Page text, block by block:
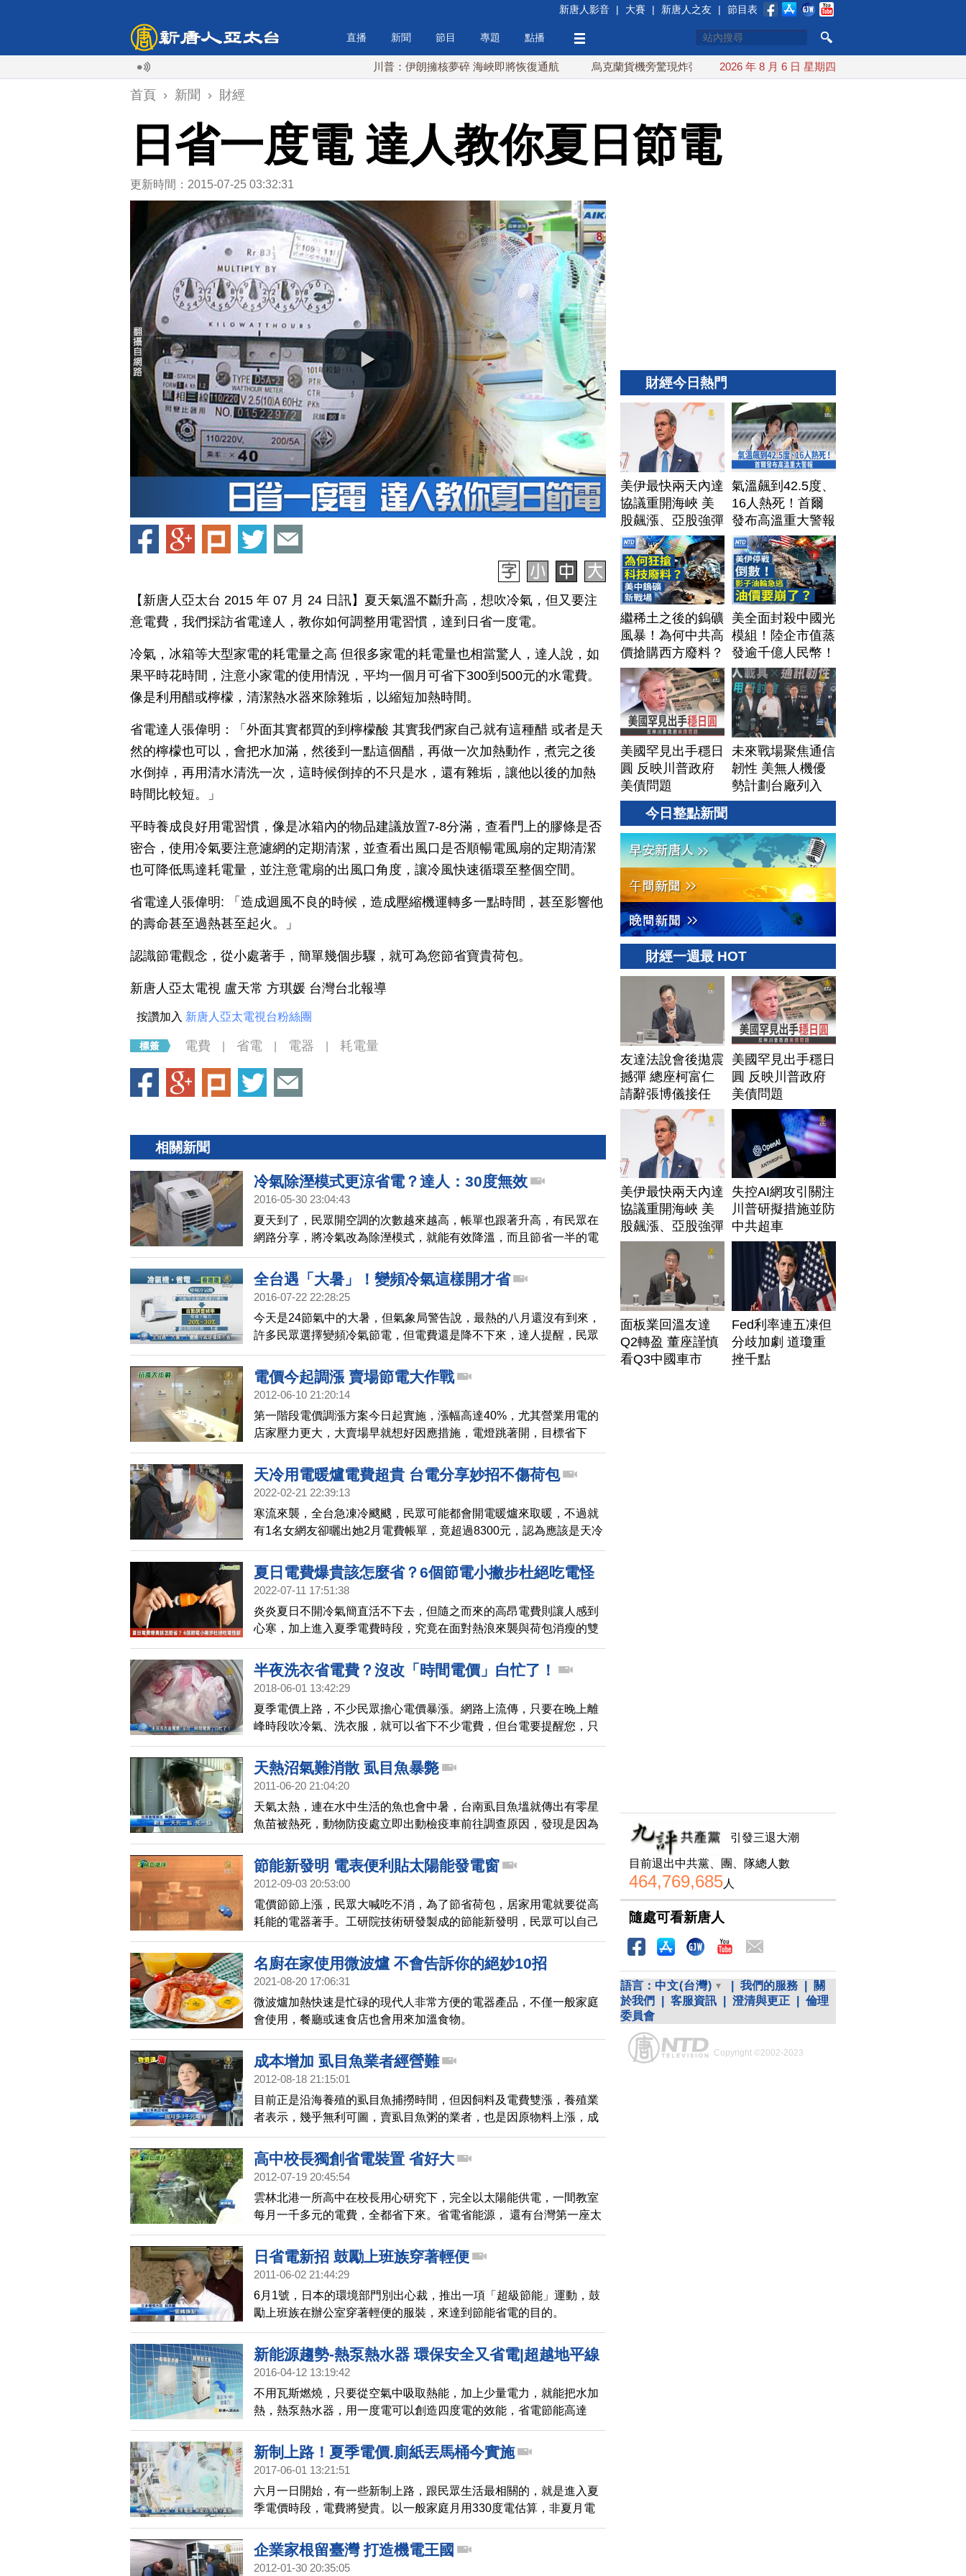
新唐人影音 | 大賽 | 新唐人之友 | 節目表
直播 新聞 節目 專題 點播
川普：伊朗擁核夢碎 海峽即將恢復通航 烏克蘭貨機旁驚現炸彈無人機 德國機場緊急拆彈 白海豚颱風最快週五海警 父親節
2026 年 8 月 6 日 星期四
首頁 › 新聞 › 財經
日省一度電 達人教你夏日節電
更新時間：2015-07-25 03:32:31
【新唐人亞太台 2015 年 07 月 24 日訊】夏天氣溫不斷升高，想吹冷氣，但又要注
意電費，我們採訪省電達人，教你如何調整用電習慣，達到日省一度電。
冷氣，冰箱等大型家電的耗電量之高 但很多家電的耗電量也相當驚人，達人說，如
果平時花時間，注意小家電的使用情況，平均一個月可省下300到500元的水電費。
像是利用醋或檸檬，清潔熱水器來除雜垢，以縮短加熱時間。
省電達人張偉明：「外面其實都買的到檸檬酸 其實我們家自己就有這種醋 或者是天
然的檸檬也可以，會把水加滿，然後到一點這個醋，再做一次加熱動作，煮完之後
水倒掉，再用清水清洗一次，這時候倒掉的不只是水，還有雜垢，讓他以後的加熱
時間比較短。」
平時養成良好用電習慣，像是冰箱內的物品建議放置7-8分滿，查看門上的膠條是否
密合，使用冷氣要注意濾網的定期清潔，並查看出風口是否順暢電風扇的定期清潔
也可降低馬達耗電量，並注意電扇的出風口角度，讓冷風快速循環至整個空間。
省電達人張偉明: 「造成迴風不良的時候，造成壓縮機運轉多一點時間，甚至影響他
的壽命甚至過熱甚至起火。」
認識節電觀念，從小處著手，簡單幾個步驟，就可為您節省寶貴荷包。
新唐人亞太電視 盧天常 方琪媛 台灣台北報導
按讚加入 新唐人亞太電視台粉絲團
電費 省電 電器 耗電量
相關新聞
冷氣除溼模式更涼省電？達人：30度無效
2016-05-30 23:04:43
夏天到了，民眾開空調的次數越來越高，帳單也跟著升高，有民眾在
網路分享，將冷氣改為除溼模式，就能有效降溫，而且節省一半的電
費，帶您來看 。
全台遇「大暑」！變頻冷氣這樣開才省
2016-07-22 22:28:25
今天是24節氣中的大暑，但氣象局警告說，最熱的八月還沒有到來，
許多民眾選擇變頻冷氣節電，但電費還是降不下來，達人提醒，民眾
還是要注意坪數與室內溫差，才可以更聰明省電費。
電價今起調漲 賣場節電大作戰
2012-06-10 21:20:14
第一階段電價調漲方案今日起實施，漲幅高達40%，尤其營業用電的
店家壓力更大，大賣場早就想好因應措施，電燈跳著開，目標省下
10%電費，而101也把不必要的電燈熄掉，至於美髮業和小吃店，則
是能省則省，隨手拔插頭，開冷氣時用拉門圍住，跟外頭的炙熱的天
氣，可以相差5度以上。
天冷用電暖爐電費超貴 台電分享妙招不傷荷包
2022-02-21 22:39:13
寒流來襲，全台急凍冷颼颼，民眾可能都會開電暖爐來取暖，不過就
有1名女網友卻曬出她2月電費帳單，竟超過8300元，認為應該是天冷
狂開暖氣的原因，台電也親自揪出冬天的耗電魔王就是電暖器，開暖
氣究竟要怎麼省電、用了多少電，台電也分享一個妙招，讓你不傷荷
包。
夏日電費爆貴該怎麼省？6個節電小撇步杜絕吃電怪
獸
2022-07-11 17:51:38
炎炎夏日不開冷氣簡直活不下去，但隨之而來的高昂電費則讓人感到
心寒，加上進入夏季電費時段，究竟在面對熱浪來襲與荷包消瘦的雙
重煩惱下，有什麼方法能夠兩者兼顧呢？《Social Lab社群實驗室》
本次透過《OpView社群口碑資料庫》追蹤近1年內「節電撇步」話題
的網路聲量表現，帶您了解網友熱議的6大節電方法。
半夜洗衣省電費？沒改「時間電價」白忙了！
2018-06-01 13:42:29
夏季電價上路，不少民眾擔心電價暴漲。網路上流傳，只要在晚上離
峰時段吹冷氣、洗衣服，就可以省下不少電費，但台電要提醒您，只
限於申請「時間電價」的用戶，如果你家是使用傳統機械電表，很可
能是白忙一場。
天熱沼氣難消散 虱目魚暴斃
2011-06-20 21:04:20
天氣太熱，連在水中生活的魚也會中暑，台南虱目魚塭就傳出有零星
魚苗被熱死，動物防疫處立即出動檢疫車前往調查原因，發現是因為
夜晚魚塭底部沼氣無法排出，導致魚被悶死，防疫處也呼籲養殖業
者，要開水車打水，增加水裏的含氧量。
節能新發明 電表便利貼太陽能發電窗
2012-09-03 20:53:00
電價節節上漲，民眾大喊吃不消，為了節省荷包，居家用電就要從高
耗能的電器著手。工研院技術研發製成的節能新發明，民眾可以自己
就來檢測，哪種電器最耗電。
名廚在家使用微波爐 不會告訴你的絕妙10招
2021-08-20 17:06:31
微波爐加熱快速是忙碌的現代人非常方便的電器產品，不僅一般家庭
會使用，餐廳或速食店也會用來加溫食物。
成本增加 虱目魚業者經營難
2012-08-18 21:15:01
目前正是沿海養殖的虱目魚捕撈時間，但因飼料及電費雙漲，養殖業
者表示，幾乎無利可圖，賣虱目魚粥的業者，也是因原物料上漲，成
本增加，只能咬牙苦撐。
高中校長獨創省電裝置 省好大
2012-07-19 20:45:54
雲林北港一所高中在校長用心研究下，完全以太陽能供電，一間教室
每月一千多元的電費，全都省下來。省電省能源， 還有台灣第一座太
陽能跑馬燈，帶您一起去看看。
日省電新招 鼓勵上班族穿著輕便
2011-06-02 21:44:29
6月1號，日本的環境部門別出心裁，推出一項「超級節能」運動，鼓
勵上班族在辦公室穿著輕便的服裝，來達到節能省電的目的。
新能源趨勢-熱泵熱水器 環保安全又省電|超越地平線
(6)
2016-04-12 13:19:42
不用瓦斯燃燒，只要從空氣中吸取熱能，加上少量電力，就能把水加
熱，熱泵熱水器，用一度電可以創造四度電的效能，省電節能高達
75%，為什麼熱泵熱水器能做到這麼高的效能呢？就看本集國內熱泵
熱水器領導業者怎麼說
新制上路！夏季電價.廁紙丟馬桶今實施
2017-06-01 13:21:51
六月一日開始，有一些新制上路，跟民眾生活最相關的，就是進入夏
季電價時段，電費將變貴。以一般家庭月用330度電估算，非夏月電
費約637元，夏月約695元，約增58元電費支出。
企業家根留臺灣 打造機電王國
2012-01-30 20:35:05
財經今日熱門
美伊最快兩天內達
協議重開海峽 美
股飆漲、亞股強彈
氣溫飆到42.5度、
16人熱死！首爾
發布高溫重大警報
繼稀土之後的鎢礦
風暴！為何中共高
價搶購西方廢料？
透視美中「鎢礦暗
戰」背後不為人知
的資源爭奪｜#財
經新聞｜
20260804(二)
美全面封殺中國光
模組！陸企市值蒸
發逾千億人民幣！
AI資料中心供應鏈
洗牌？台灣喜迎轉
單！成關鍵樞紐？
｜#財經新聞
│20260805 (三)
美國罕見出手穩日
圓 反映川普政府
美債問題
未來戰場聚焦通信
韌性 美無人機優
勢計劃台廠列入
今日整點新聞
財經一週最 HOT
友達法說會後拋震
撼彈 總座柯富仁
請辭張博儀接任
美國罕見出手穩日
圓 反映川普政府
美債問題
美伊最快兩天內達
協議重開海峽 美
股飆漲、亞股強彈
失控AI網攻引關注
川普研擬措施並防
中共超車
面板業回溫友達
Q2轉盈 董座謹慎
看Q3中國車市
Fed利率連五凍但
分歧加劇 道瓊重
挫千點
引發三退大潮
目前退出中共黨、團、隊總人數
464,769,685人
隨處可看新唐人
語言： 中文(台灣) 我們的服務
關
於我們
客服資訊 澄清與更正
倫理
委員會
Copyright ©2002-2023